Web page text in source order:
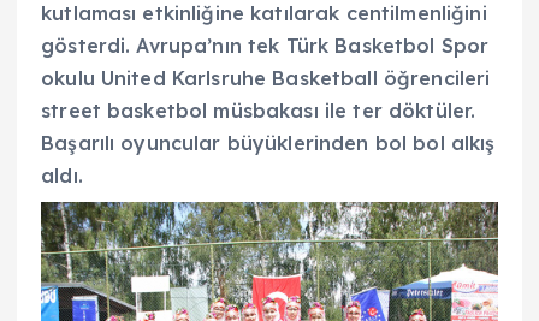
kutlaması etkinliğine katılarak centilmenliğini
gösterdi. Avrupa’nın tek Türk Basketbol Spor
okulu United Karlsruhe Basketball öğrencileri
street basketbol müsbakası ile ter döktüler.
Başarılı oyuncular büyüklerinden bol bol alkış
aldı.